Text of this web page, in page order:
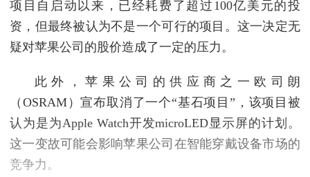
项目自启动以来，已经耗费了超过100亿美元的投
资，但最终被认为不是一个可行的项目。这一决定无
疑对苹果公司的股价造成了一定的压力。
此外，苹果公司的供应商之一欧司朗
（OSRAM）宣布取消了一个“基石项目”，该项目被
认为是为Apple Watch开发microLED显示屏的计划。
这一变故可能会影响苹果公司在智能穿戴设备市场的
竞争力。